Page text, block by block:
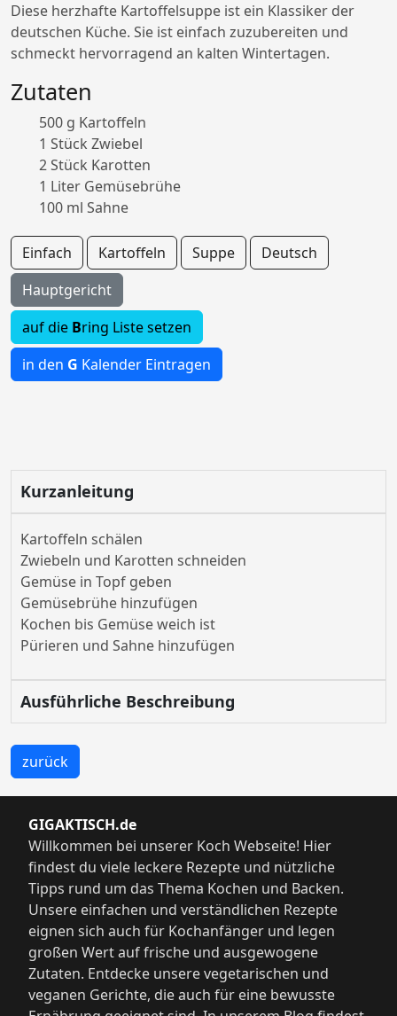
Diese herzhafte Kartoffelsuppe ist ein Klassiker der
deutschen Küche. Sie ist einfach zuzubereiten und
schmeckt hervorragend an kalten Wintertagen.
Zutaten
500 g Kartoffeln
1 Stück Zwiebel
2 Stück Karotten
1 Liter Gemüsebrühe
100 ml Sahne
Einfach Kartoffeln Suppe
Deutsch
Hauptgericht
auf die Bring Liste setzen
in den G Kalender Eintragen
Kurzanleitung
Kartoffeln schälen
Zwiebeln und Karotten schneiden
Gemüse in Topf geben
Gemüsebrühe hinzufügen
Kochen bis Gemüse weich ist
Pürieren und Sahne hinzufügen
Ausführliche Beschreibung
zurück
GIGAKTISCH.de
Willkommen bei unserer Koch Webseite! Hier
findest du viele leckere Rezepte und nützliche
Tipps rund um das Thema Kochen und Backen.
Unsere einfachen und verständlichen Rezepte
eignen sich auch für Kochanfänger und legen
großen Wert auf frische und ausgewogene
Zutaten. Entdecke unsere vegetarischen und
veganen Gerichte, die auch für eine bewusste